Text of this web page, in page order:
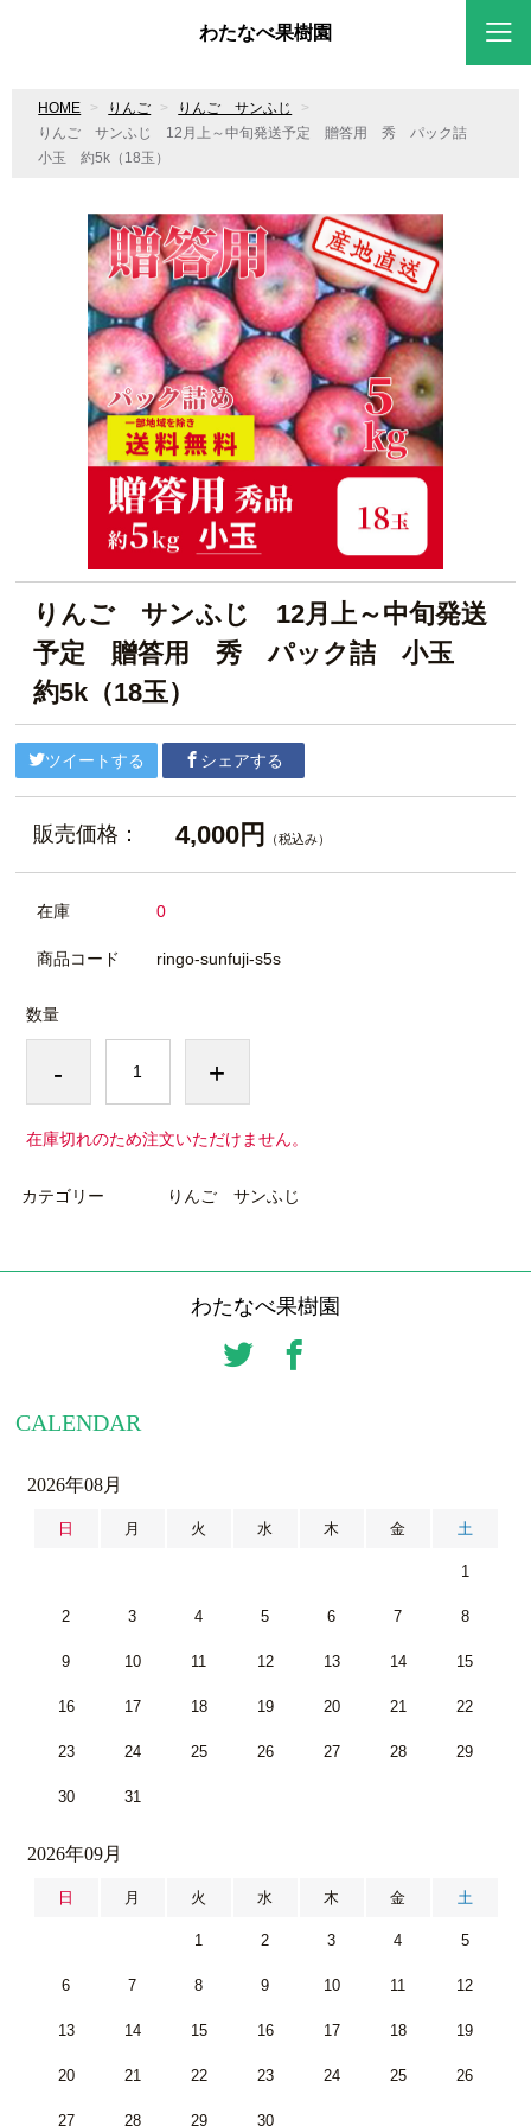
わたなべ果樹園
HOME りんご
りんご サンふじ
りんご サンふじ 12月上～中旬発送予定 贈答用 秀 パック詰
小玉 約5k（18玉）
りんご サンふじ 12月上～中旬発送
予定 贈答用 秀 パック詰 小玉
約5k（18玉）
ツイートする シェアする
販売価格： 4,000円 （税込み）
在庫 0
商品コード ringo-sunfuji-s5s
数量
- +
在庫切れのため注文いただけません。
カテゴリー りんご サンふじ
わたなべ果樹園
CALENDAR
2026年08月
日 月 火 水 木 金 土
1
2 3 4 5 6 7 8
9 10 11 12 13 14 15
16 17 18 19 20 21 22
23 24 25 26 27 28 29
30 31
2026年09月
日 月 火 水 木 金 土
1 2 3 4 5
6 7 8 9 10 11 12
13 14 15 16 17 18 19
20 21 22 23 24 25 26
27 28 29 30